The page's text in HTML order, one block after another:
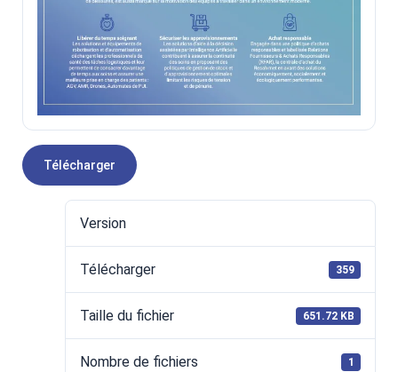
Télécharger
Version
Télécharger 359
Taille du fichier 651.72 KB
Nombre de fichiers 1